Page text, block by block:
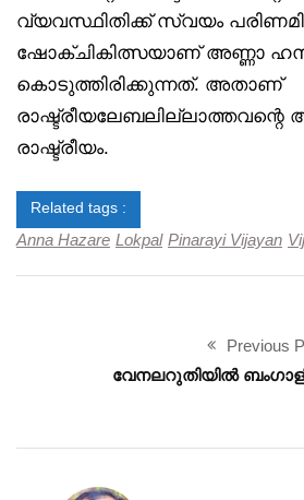
വ്യവസ്ഥിതിക്ക് സ്വയം
ഷോക്ചികിത്സയാണ് അണ്ണാ
കൊടുത്തിരിക്കുന്നത്. അതാണ്
രാഷ്ട്രീയം.
Related tags :
Anna Hazare Lokpal Pinarayi Vijayan
Previous
വേനലറുതിയിൽ